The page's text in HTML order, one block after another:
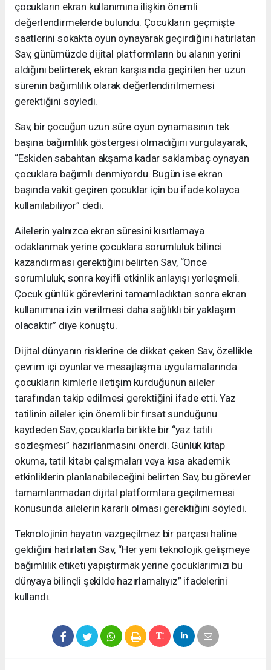
çocukların ekran kullanımına ilişkin önemli
değerlendirmelerde bulundu. Çocukların geçmişte
saatlerini sokakta oyun oynayarak geçirdiğini hatırlatan
Sav, günümüzde dijital platformların bu alanın yerini
aldığını belirterek, ekran karşısında geçirilen her uzun
sürenin bağımlılık olarak değerlendirilmemesi
gerektiğini söyledi.
Sav, bir çocuğun uzun süre oyun oynamasının tek
başına bağımlılık göstergesi olmadığını vurgulayarak,
“Eskiden sabahtan akşama kadar saklambaç oynayan
çocuklara bağımlı denmiyordu. Bugün ise ekran
başında vakit geçiren çocuklar için bu ifade kolayca
kullanılabiliyor” dedi.
Ailelerin yalnızca ekran süresini kısıtlamaya
odaklanmak yerine çocuklara sorumluluk bilinci
kazandırması gerektiğini belirten Sav, “Önce
sorumluluk, sonra keyifli etkinlik anlayışı yerleşmeli.
Çocuk günlük görevlerini tamamladıktan sonra ekran
kullanımına izin verilmesi daha sağlıklı bir yaklaşım
olacaktır” diye konuştu.
Dijital dünyanın risklerine de dikkat çeken Sav, özellikle
çevrim içi oyunlar ve mesajlaşma uygulamalarında
çocukların kimlerle iletişim kurduğunun aileler
tarafından takip edilmesi gerektiğini ifade etti. Yaz
tatilinin aileler için önemli bir fırsat sunduğunu
kaydeden Sav, çocuklarla birlikte bir “yaz tatili
sözleşmesi” hazırlanmasını önerdi. Günlük kitap
okuma, tatil kitabı çalışmaları veya kısa akademik
etkinliklerin planlanabileceğini belirten Sav, bu görevler
tamamlanmadan dijital platformlara geçilmemesi
konusunda ailelerin kararlı olması gerektiğini söyledi.
Teknolojinin hayatın vazgeçilmez bir parçası haline
geldiğini hatırlatan Sav, “Her yeni teknolojik gelişmeye
bağımlılık etiketi yapıştırmak yerine çocuklarımızı bu
dünyaya bilinçli şekilde hazırlamalıyız” ifadelerini
kullandı.